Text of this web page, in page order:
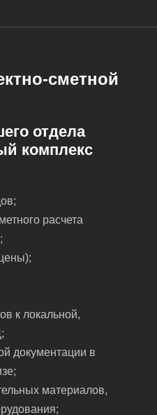
сметной
отдела
комплекс
расчета
к локальной,
документации в
материалов,